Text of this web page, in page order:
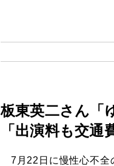
板東英二さん「
「出演料も交
7月22日に慢性心不全